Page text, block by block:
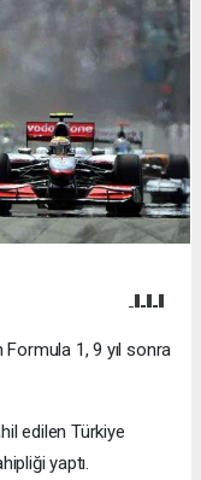
Formula 1, 9 yıl sonra
edilen Türkiye
yaptı.